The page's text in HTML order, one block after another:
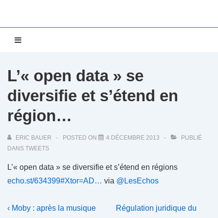
L’« open data » se
diversifie et s’étend en
région…
ERIC BAUER POSTED ON 4 DÉCEMBRE 2013
PUBLIÉ
DANS TWEETS
L’« open data » se diversifie et s’étend en régions
echo.st/634399#Xtor=AD… via @LesEchos
Navigation
Previous
‹ Moby : après la musique
Next
Régulation juridique du